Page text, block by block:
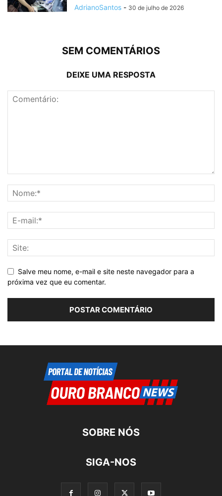
AdrianoSantos - 30 de julho de 2026
SEM COMENTÁRIOS
DEIXE UMA RESPOSTA
Salve meu nome, e-mail e site neste navegador para a
próxima vez que eu comentar.
SOBRE NÓS
SIGA-NOS